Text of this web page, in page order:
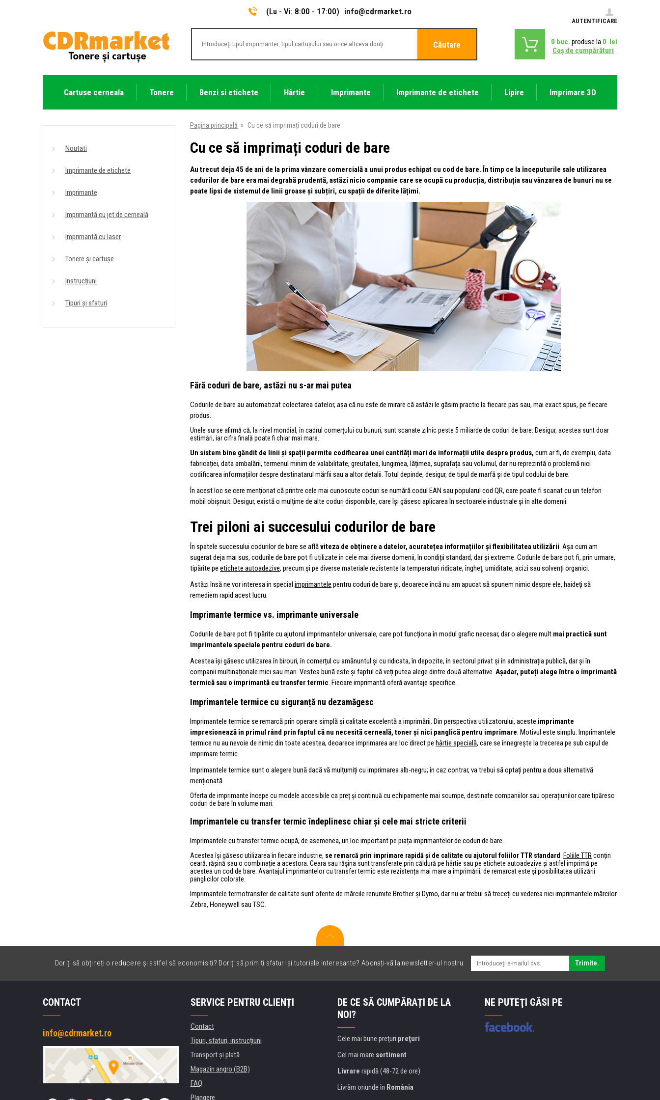
(Lu - Vi: 8:00 - 17:00) info@cdrmarket.ro
AUTENTIFICARE
Căutare 0 buc. produse la 0 lei
Coş de cumpărături
Cartuse cerneala Tonere Benzi si etichete Hârtie Imprimante Imprimante de etichete Lipire Imprimare 3D
Noutati
Imprimante de etichete
Imprimante
Imprimantă cu jet de cerneală
Imprimantă cu laser
Tonere și cartușe
Instrucțiuni
Tipuri și sfaturi
Pagina principală » Cu ce să imprimați coduri de bare
Cu ce să imprimați coduri de bare
Au trecut deja 45 de ani de la prima vânzare comercială a unui produs echipat cu cod de bare. În timp ce la începuturile sale utilizarea
codurilor de bare era mai degrabă prudentă, astăzi nicio companie care se ocupă cu producția, distribuția sau vânzarea de bunuri nu se
poate lipsi de sistemul de linii groase și subțiri, cu spații de diferite lățimi.
Fără coduri de bare, astăzi nu s-ar mai putea
Codurile de bare au automatizat colectarea datelor, așa că nu este de mirare că astăzi le găsim practic la fiecare pas sau, mai exact spus, pe fiecare
produs.
Unele surse afirmă că, la nivel mondial, în cadrul comerțului cu bunuri, sunt scanate zilnic peste 5 miliarde de coduri de bare. Desigur, acestea sunt doar
estimări, iar cifra finală poate fi chiar mai mare.
Un sistem bine gândit de linii și spații permite codificarea unei cantități mari de informații utile despre produs, cum ar fi, de exemplu, data
fabricației, data ambalării, termenul minim de valabilitate, greutatea, lungimea, lățimea, suprafața sau volumul, dar nu reprezintă o problemă nici
codificarea informațiilor despre destinatarul mărfii sau a altor detalii. Totul depinde, desigur, de tipul de marfă și de tipul codului de bare.
În acest loc se cere menționat că printre cele mai cunoscute coduri se numără codul EAN sau popularul cod QR, care poate fi scanat cu un telefon
mobil obișnuit. Desigur, există o mulțime de alte coduri disponibile, care își găsesc aplicarea în sectoarele industriale și în alte domenii.
Trei piloni ai succesului codurilor de bare
În spatele succesului codurilor de bare se aflăviteza de obținere a datelor, acuratețea informațiilor și flexibilitatea utilizării. Așa cum am
sugerat deja mai sus, codurile de bare pot fi utilizate în cele mai diverse domenii, în condiții standard, dar și extreme. Codurile de bare pot fi, prin urmare,
tipărite pe etichete autoadezive, precum și pe diverse materiale rezistente la temperaturi ridicate, îngheț, umiditate, acizi sau solvenți organici.
Astăzi însă ne vor interesa în special imprimantele pentru coduri de bare și, deoarece încă nu am apucat să spunem nimic despre ele, haideți să
remediem rapid acest lucru.
Imprimante termice vs. imprimante universale
Codurile de bare pot fi tipărite cu ajutorul imprimantelor universale, care pot funcționa în modul grafic necesar, dar o alegere mult mai practică sunt
imprimantele speciale pentru coduri de bare.
Acestea își găsesc utilizarea în birouri, în comerțul cu amănuntul și cu ridicata, în depozite, în sectorul privat și în administrația publică, dar și în
companii multinaționale mici sau mari. Vestea bună este și faptul că veți putea alege dintre două alternative. Așadar, puteți alege între o imprimantă
termică sau o imprimantă cu transfer termic. Fiecare imprimantă oferă avantaje specifice.
Imprimantele termice cu siguranță nu dezamăgesc
Imprimantele termice se remarcă prin operare simplă și calitate excelentă a imprimării. Din perspectiva utilizatorului, aceste imprimante
impresionează în primul rând prin faptul că nu necesită cerneală, toner și nici panglică pentru imprimare. Motivul este simplu. Imprimantele
termice nu au nevoie de nimic din toate acestea, deoarece imprimarea are loc direct pe hârtie specială, care se înnegrește la trecerea pe sub capul de
imprimare termic.
Imprimantele termice sunt o alegere bună dacă vă mulțumiți cu imprimarea alb-negru; în caz contrar, va trebui să optați pentru a doua alternativă
menționată.
Oferta de imprimante începe cu modele accesibile ca preț și continuă cu echipamente mai scumpe, destinate companiilor sau operațiunilor care tipăresc
coduri de bare în volume mari.
Imprimantele cu transfer termic îndeplinesc chiar și cele mai stricte criterii
Imprimantele cu transfer termic ocupă, de asemenea, un loc important pe piața imprimantelor de coduri de bare.
Acestea își găsesc utilizarea în fiecare industrie, se remarcă prin imprimare rapidă și de calitate cu ajutorul foliilor TTR standard Foliile TTR conțin
ceară, rășină sau o combinație a acestora. Ceara sau rășina sunt transferate prin căldură pe hârtie sau pe etichete autoadezive și astfel imprimă pe
acestea un cod de bare. Avantajul imprimantelor cu transfer termic este rezistența mai mare a imprimării; de remarcat este și posibilitatea utilizării
panglicilor colorate.
Imprimantele termotransfer de calitate sunt oferite de mărcile renumite Brother și Dymo, dar nu ar trebui să treceți cu vederea nici imprimantele mărcilor
Zebra, Honeywell sau TSC.
Doriți să obțineți o reducere și astfel să economisiți? Doriți să primiți sfaturi și tutoriale interesante? Abonați-vă la newsletter-ul nostru. Trimite.
CONTACT
info@cdrmarket.ro
SERVICE PENTRU CLIENȚI
Contact
Tipuri, sfaturi, instrucțiuni
Transport şi plată
Magazin angro (B2B)
FAQ
Plangere
DE CE SĂ CUMPĂRAȚI DE LA
NOI?
Cele mai bune preţuri preţuri
Cel mai mare sortiment
Livrare rapidă (48-72 de ore)
Livrăm oriunde în România
NE PUTEŢI GĂSI PE